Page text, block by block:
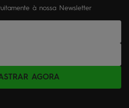
à nossa Newsletter
AGORA